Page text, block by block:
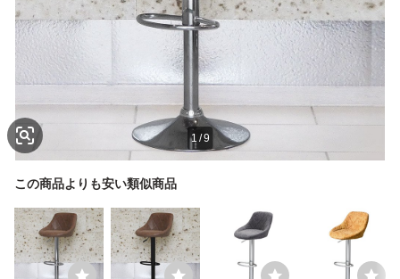
1/9
この商品よりも安い類似商品